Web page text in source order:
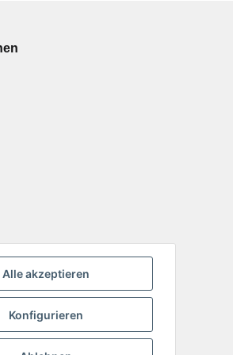
Alle akzeptieren
Konfigurieren